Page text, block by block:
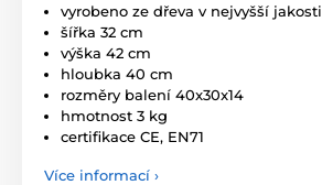
vyrobeno ze dřeva v nejvyšší jakosti
šířka 32 cm
výška 42 cm
hloubka 40 cm
rozměry balení 40x30x14
hmotnost 3 kg
certifikace CE, EN71
Více informací ›